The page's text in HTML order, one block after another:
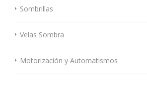
Sombrillas
Velas Sombra
Motorización y Automatismos